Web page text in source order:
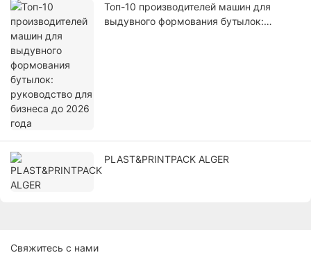
Топ-10 производителей машин для
выдувного формования бутылок:
PLAST&PRINTPACK ALGER
Свяжитесь с нами